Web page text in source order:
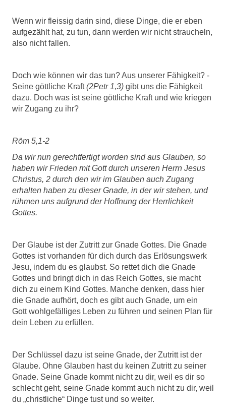
Wenn wir fleissig darin sind, diese Dinge, die er eben
aufgezählt hat, zu tun, dann werden wir nicht straucheln,
also nicht fallen.
Doch wie können wir das tun? Aus unserer Fähigkeit? -
Seine göttliche Kraft(2Petr 1,3) gibt uns die Fähigkeit
dazu. Doch was ist seine göttliche Kraft und wie kriegen
wir Zugang zu ihr?
Röm 5,1-2
Da wir nun gerechtfertigt worden sind aus Glauben, so
haben wir Frieden mit Gott durch unseren Herrn Jesus
Christus, 2 durch den wir im Glauben auch Zugang
erhalten haben zu dieser Gnade, in der wir stehen, und
rühmen uns aufgrund der Hoffnung der Herrlichkeit
Gottes.
Der Glaube ist der Zutritt zur Gnade Gottes. Die Gnade
Gottes ist vorhanden für dich durch das Erlösungswerk
Jesu, indem du es glaubst. So rettet dich die Gnade
Gottes und bringt dich in das Reich Gottes, sie macht
dich zu einem Kind Gottes. Manche denken, dass hier
die Gnade aufhört, doch es gibt auch Gnade, um ein
Gott wohlgefälliges Leben zu führen und seinen Plan für
dein Leben zu erfüllen.
Der Schlüssel dazu ist seine Gnade, der Zutritt ist der
Glaube. Ohne Glauben hast du keinen Zutritt zu seiner
Gnade. Seine Gnade kommt nicht zu dir, weil es dir so
schlecht geht, seine Gnade kommt auch nicht zu dir, weil
du „christliche“ Dinge tust und so weiter.